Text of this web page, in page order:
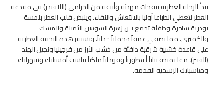
تبدأ الرحلة العطرية بنفحات مهدئة وأنيقة من الخزامى (اللافندر) في مقدمة
العطر لتعطي انطباعاً أولياً بالانتعاش والنقاء. وينبض قلب العطر بلمسة
بودرية ساحرة ودافئة تجمع بين زهرة السوسن الثمينة والمسك
والكمثرى، مما يضفي عمقاً مخملياً جذاباً. وتستقر هذه التحفة العطرية
على قاعدة خشبية شرقية دافئة من خشب الأرز من فرجينيا ونجيل الهند
(الفيبر)، مما يمنحه ثباتاً أسطورياً وفوحاناً ملكياً يناسب أمسياتك وسهراتك
ومناسباتك الرسمية الفخمة.